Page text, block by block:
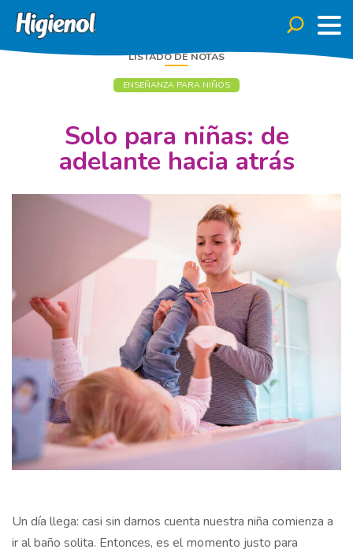
LISTADO DE NOTAS
ENSEÑANZA PARA NIÑOS
Solo para niñas: de
adelante hacia atrás
Un día llega: casi sin darnos cuenta nuestra niña comienza a
ir al baño solita. Entonces, es el momento justo para